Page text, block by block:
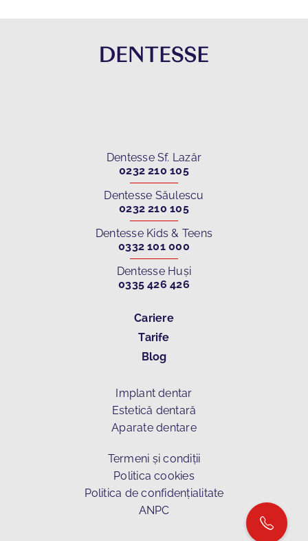
Dentesse Sf. Lazăr
0232 210 105
Dentesse Săulescu
0232 210 105
Dentesse Kids & Teens
0332 101 000
Dentesse Huși
0335 426 426
Cariere
Tarife
Blog
Implant dentar
Estetică dentară
Aparate dentare
Termeni și condiții
Politica cookies
Politica de confidențialitate
ANPC